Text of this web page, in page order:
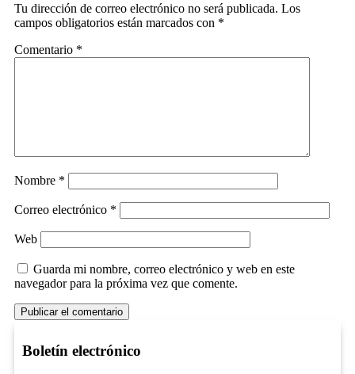
Tu dirección de correo electrónico no será publicada. Los
campos obligatorios están marcados con *
Comentario *
Nombre *
Correo electrónico *
Web
Guarda mi nombre, correo electrónico y web en este
navegador para la próxima vez que comente.
Boletín electrónico